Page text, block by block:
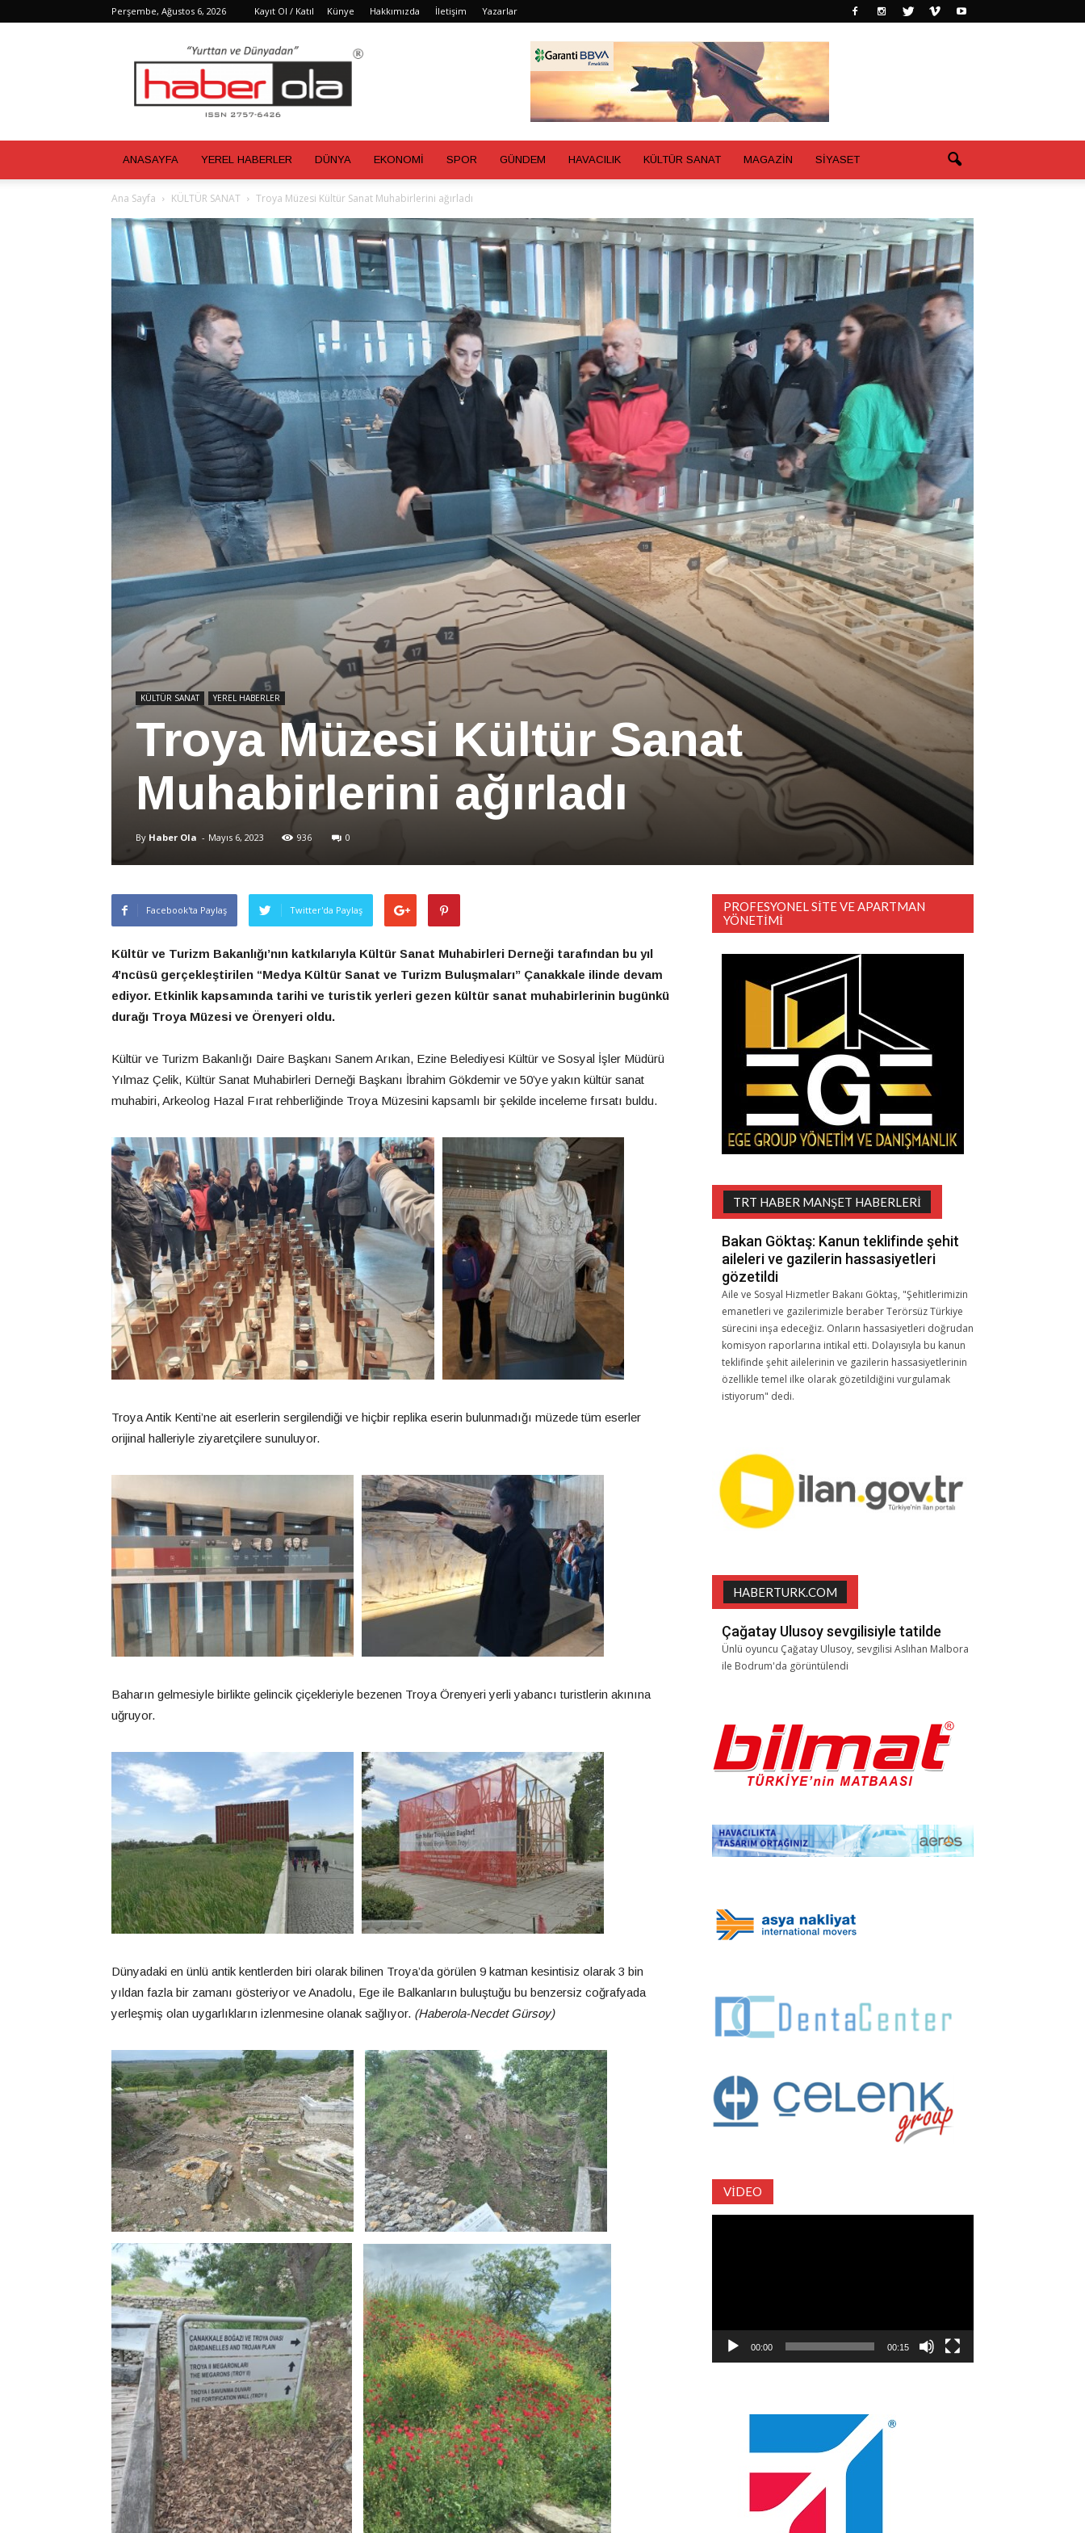
Perşembe, Ağustos 6, 2026 Kayıt Ol / Katıl Künye Hakkımızda İletişim Yazarlar
ANASAYFA YEREL HABERLER DÜNYA EKONOMİ SPOR GÜNDEM HAVACILIK KÜLTÜR SANAT MAGAZİN SİYASET
Ana Sayfa KÜLTÜR SANAT Troya Müzesi Kültür Sanat Muhabirlerini ağırladı
KÜLTÜR SANAT YEREL HABERLER
Troya Müzesi Kültür Sanat
Muhabirlerini ağırladı
By Haber Ola - Mayıs 6, 2023 936 0
Facebook'ta Paylaş Twitter'da Paylaş
Kültür ve Turizm Bakanlığı’nın katkılarıyla Kültür Sanat Muhabirleri Derneği tarafından bu yıl
4’ncüsü gerçekleştirilen “Medya Kültür Sanat ve Turizm Buluşmaları” Çanakkale ilinde devam
ediyor. Etkinlik kapsamında tarihi ve turistik yerleri gezen kültür sanat muhabirlerinin bugünkü
durağı Troya Müzesi ve Örenyeri oldu.
Kültür ve Turizm Bakanlığı Daire Başkanı Sanem Arıkan, Ezine Belediyesi Kültür ve Sosyal İşler Müdürü
Yılmaz Çelik, Kültür Sanat Muhabirleri Derneği Başkanı İbrahim Gökdemir ve 50’ye yakın kültür sanat
muhabiri, Arkeolog Hazal Fırat rehberliğinde Troya Müzesini kapsamlı bir şekilde inceleme fırsatı buldu.
Troya Antik Kenti’ne ait eserlerin sergilendiği ve hiçbir replika eserin bulunmadığı müzede tüm eserler
orijinal halleriyle ziyaretçilere sunuluyor.
Baharın gelmesiyle birlikte gelincik çiçekleriyle bezenen Troya Örenyeri yerli yabancı turistlerin akınına
uğruyor.
Dünyadaki en ünlü antik kentlerden biri olarak bilinen Troya’da görülen 9 katman kesintisiz olarak 3 bin
yıldan fazla bir zamanı gösteriyor ve Anadolu, Ege ile Balkanların buluştuğu bu benzersiz coğrafyada
yerleşmiş olan uygarlıkların izlenmesine olanak sağlıyor. (Haberola-Necdet Gürsoy)
PROFESYONEL SITE VE APARTMAN
YÖNETIMI
TRT HABER MANŞET HABERLERI
Bakan Göktaş: Kanun teklifinde şehit
aileleri ve gazilerin hassasiyetleri
gözetildi
Aile ve Sosyal Hizmetler Bakanı Göktaş, "Şehitlerimizin
emanetleri ve gazilerimizle beraber Terörsüz Türkiye
sürecini inşa edeceğiz. Onların hassasiyetleri doğrudan
komisyon raporlarına intikal etti. Dolayısıyla bu kanun
teklifinde şehit ailelerinin ve gazilerin hassasiyetlerinin
özellikle temel ilke olarak gözetildiğini vurgulamak
istiyorum" dedi.
HABERTURK.COM
Çağatay Ulusoy sevgilisiyle tatilde
Ünlü oyuncu Çağatay Ulusoy, sevgilisi Aslıhan Malbora
ile Bodrum'da görüntülendi
VIDEO
00:00 00:15